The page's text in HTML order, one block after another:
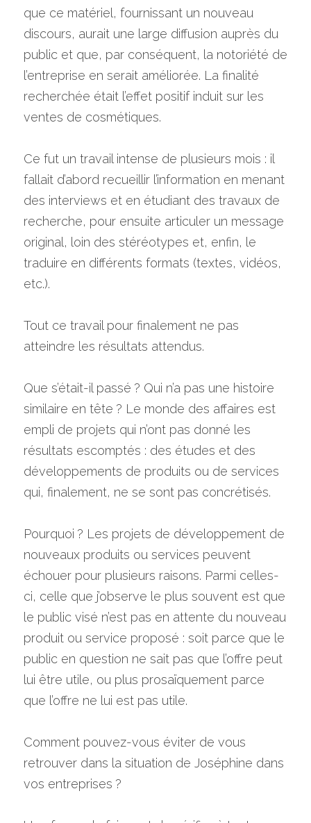
que ce matériel, fournissant un nouveau
discours, aurait une large diffusion auprès du
public et que, par conséquent, la notoriété de
l’entreprise en serait améliorée. La finalité
recherchée était l’effet positif induit sur les
ventes de cosmétiques.
Ce fut un travail intense de plusieurs mois : il
fallait d’abord recueillir l’information en menant
des interviews et en étudiant des travaux de
recherche, pour ensuite articuler un message
original, loin des stéréotypes et, enfin, le
traduire en différents formats (textes, vidéos,
etc.).
Tout ce travail pour finalement ne pas
atteindre les résultats attendus.
Que s’était-il passé ? Qui n’a pas une histoire
similaire en tête ? Le monde des affaires est
empli de projets qui n’ont pas donné les
résultats escomptés : des études et des
développements de produits ou de services
qui, finalement, ne se sont pas concrétisés.
Pourquoi ? Les projets de développement de
nouveaux produits ou services peuvent
échouer pour plusieurs raisons. Parmi celles-
ci, celle que j’observe le plus souvent est que
le public visé n’est pas en attente du nouveau
produit ou service proposé : soit parce que le
public en question ne sait pas que l’offre peut
lui être utile, ou plus prosaïquement parce
que l’offre ne lui est pas utile.
Comment pouvez-vous éviter de vous
retrouver dans la situation de Joséphine dans
vos entreprises ?